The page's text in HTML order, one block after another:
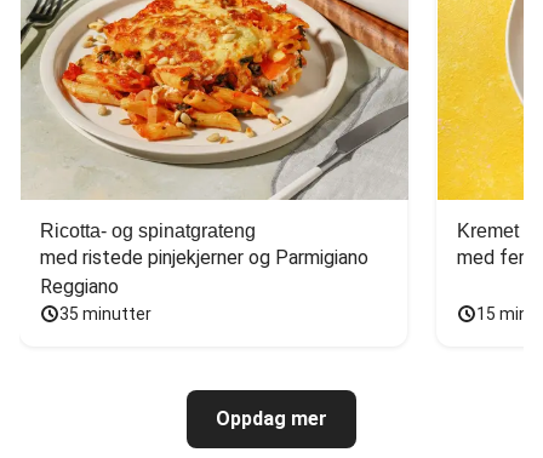
Ricotta- og spinatgrateng
med ristede pinjekjerner og Parmigiano
Reggiano
35 minutter
Kremet
med
15
Oppdag mer